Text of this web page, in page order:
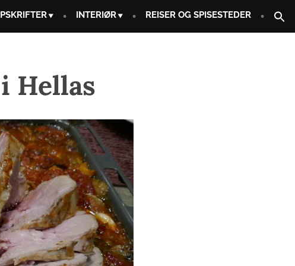
INTERIØR REISER OG SPISESTEDER
Hellas